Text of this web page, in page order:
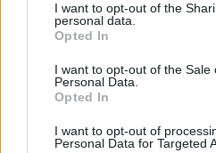
not limited to your visit or usage
grant or deny consent to Google
use your data for below
consent section.
I want to opt-out of the
personal data.
Opted In
I want to opt-out of the Sale
Personal Data.
Opted In
I want to opt-out of
Personal Data for Targeted
Często sprawdzane
Od jakiej litery zapisywać
Czy poprawne jest
Uwięziony dopełniacz